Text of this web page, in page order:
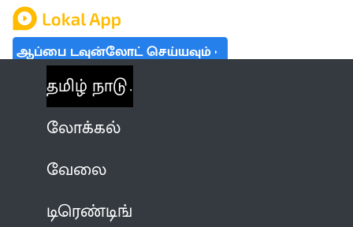
ஆப்பை டவுன்லோட் செய்யவும்
தமிழ் நாடு
லோக்கல்
வேலை
டிரெண்டிங்